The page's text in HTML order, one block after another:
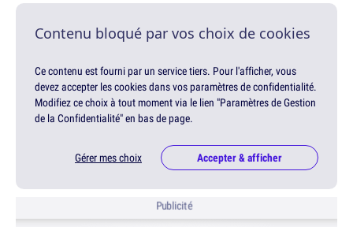
Contenu bloqué par vos choix de cookies
Ce contenu est fourni par un service tiers. Pour l'afficher, vous
devez accepter les cookies dans vos paramètres de confidentialité.
Modifiez ce choix à tout moment via le lien "Paramètres de Gestion
de la Confidentialité" en bas de page.
Gérer mes choix Accepter & afficher
Publicité